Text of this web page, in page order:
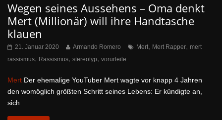
Wegen seines Aussehens – Oma denkt
Mert (Millionär) will ihre Handtasche
klauen
21. Januar 2020 Armando Romero Mert, Mert Rapper, mert
rassismus, Rassismus, stereotyp, vorurteile
Mert Der ehemalige YouTuber Mert wagte vor knapp 4 Jahren
den womöglich größten Schritt seines Lebens: Er kündigte an,
sich